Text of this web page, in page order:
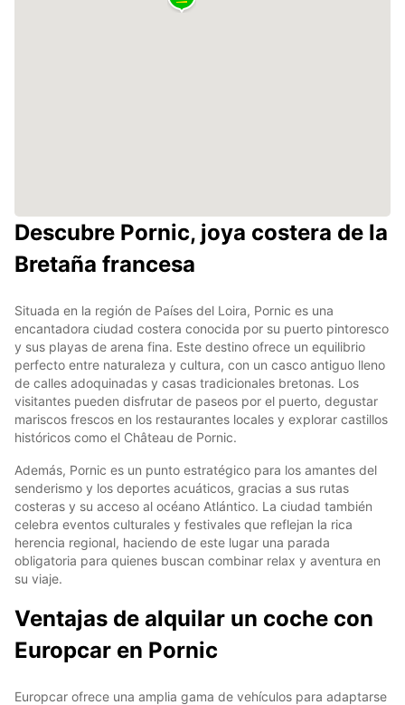
Descubre Pornic, joya costera de la
Bretaña francesa
Situada en la región de Países del Loira, Pornic es una
encantadora ciudad costera conocida por su puerto pintoresco
y sus playas de arena fina. Este destino ofrece un equilibrio
perfecto entre naturaleza y cultura, con un casco antiguo lleno
de calles adoquinadas y casas tradicionales bretonas. Los
visitantes pueden disfrutar de paseos por el puerto, degustar
mariscos frescos en los restaurantes locales y explorar castillos
históricos como el Château de Pornic.
Además, Pornic es un punto estratégico para los amantes del
senderismo y los deportes acuáticos, gracias a sus rutas
costeras y su acceso al océano Atlántico. La ciudad también
celebra eventos culturales y festivales que reflejan la rica
herencia regional, haciendo de este lugar una parada
obligatoria para quienes buscan combinar relax y aventura en
su viaje.
Ventajas de alquilar un coche con
Europcar en Pornic
Europcar ofrece una amplia gama de vehículos para adaptarse